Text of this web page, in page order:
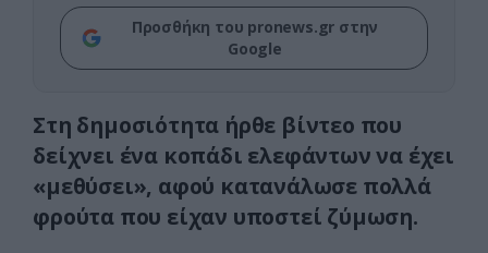
Προσθήκη του pronews.gr στην
Google
Στη δημοσιότητα ήρθε βίντεο που
δείχνει ένα κοπάδι ελεφάντων να έχει
«μεθύσει», αφού κατανάλωσε πολλά
φρούτα που είχαν υποστεί ζύμωση.